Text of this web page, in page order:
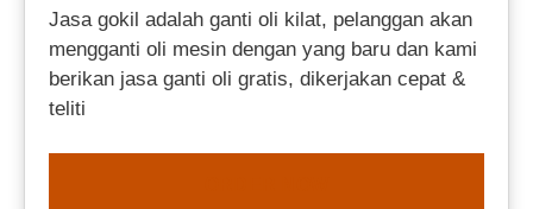
Jasa gokil adalah ganti oli kilat, pelanggan akan
mengganti oli mesin dengan yang baru dan kami
berikan jasa ganti oli gratis, dikerjakan cepat &
teliti